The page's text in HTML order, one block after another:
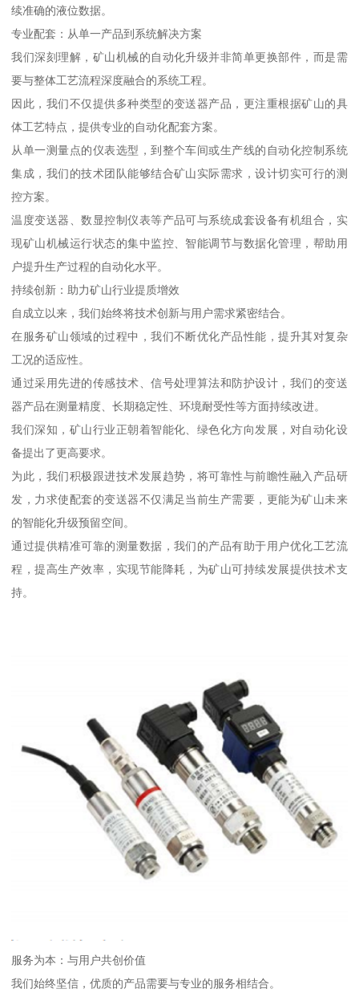
续准确的液位数据。
专业配套：从单一产品到系统解决方案
我们深刻理解，矿山机械的自动化升级并非简单更换部件，而是需
要与整体工艺流程深度融合的系统工程。
因此，我们不仅提供多种类型的变送器产品，更注重根据矿山的具
体工艺特点，提供专业的自动化配套方案。
从单一测量点的仪表选型，到整个车间或生产线的自动化控制系统
集成，我们的技术团队能够结合矿山实际需求，设计切实可行的测
控方案。
温度变送器、数显控制仪表等产品可与系统成套设备有机组合，实
现矿山机械运行状态的集中监控、智能调节与数据化管理，帮助用
户提升生产过程的自动化水平。
持续创新：助力矿山行业提质增效
自成立以来，我们始终将技术创新与用户需求紧密结合。
在服务矿山领域的过程中，我们不断优化产品性能，提升其对复杂
工况的适应性。
通过采用先进的传感技术、信号处理算法和防护设计，我们的变送
器产品在测量精度、长期稳定性、环境耐受性等方面持续改进。
我们深知，矿山行业正朝着智能化、绿色化方向发展，对自动化设
备提出了更高要求。
为此，我们积极跟进技术发展趋势，将可靠性与前瞻性融入产品研
发，力求使配套的变送器不仅满足当前生产需要，更能为矿山未来
的智能化升级预留空间。
通过提供精准可靠的测量数据，我们的产品有助于用户优化工艺流
程，提高生产效率，实现节能降耗，为矿山可持续发展提供技术支
持。
服务为本：与用户共创价值
我们始终坚信，优质的产品需要与专业的服务相结合。